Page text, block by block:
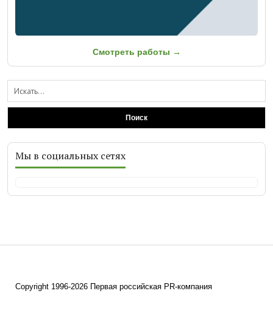
Смотреть работы →
Поиск
Мы в социальных сетях
Copyright 1996-2026 Первая российская PR-компания